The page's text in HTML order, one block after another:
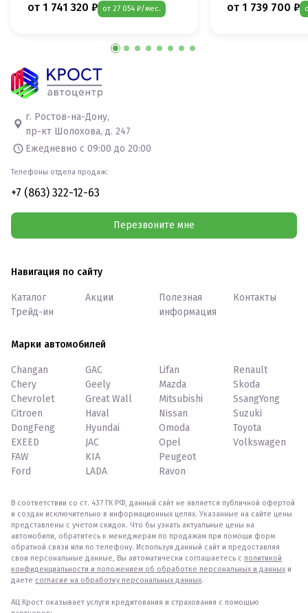
от 1 741 320 ₽ от 27 054 ₽/мес. от 1 739 700 ₽
г. Ростов-на-Дону,
пр-кт Шолохова, д. 247
Ежедневно с 09:00 до 20:00
Телефоны отдела продаж:
+7 (863) 322-12-63
Перезвоните мне
Навигация по сайту
Каталог
Трейд-ин
Акции
Полезная
информация
Контакты
Марки автомобилей
Changan
Chery
Chevrolet
Citroen
DongFeng
EXEED
FAW
Ford
GAC
Geely
Great Wall
Haval
Hyundai
JAC
KIA
LADA
Lifan
Mazda
Mitsubishi
Nissan
Omoda
Opel
Peugeot
Ravon
Renault
Skoda
SsangYong
Suzuki
Toyota
Volkswagen
В соответствии со ст. 437 ГК РФ, данный сайт не является публичной офертой
и создан исключительно в информационных целях. Указанные на сайте цены
представлены с учетом скидок. Что бы узнать актуальные цены на
автомобили, обратитесь к менеджерам по продажам при помощи форм
обратной связи или по телефону. Используя данный сайт и предоставляя
свои персональные данные, Вы автоматически соглашаетесь с политикой
конфиденциальности и положением об обработке персональных и данных и
даете согласие на обработку персональных данных.
АЦ Крост оказывает услуги кредитования и страхования с помощью